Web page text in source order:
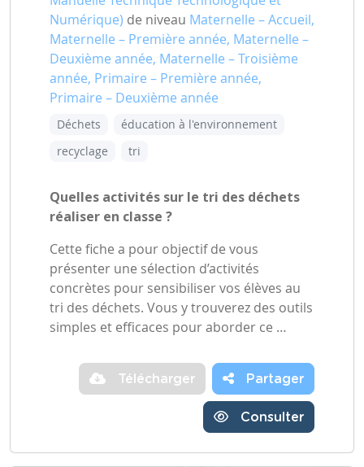
Numérique) de niveau Maternelle – Accueil,
Maternelle – Première année, Maternelle –
Deuxième année, Maternelle – Troisième
année, Primaire – Première année,
Primaire – Deuxième année
Déchets
éducation à l'environnement
recyclage
tri
Quelles activités sur le tri des déchets
réaliser en classe ?
Cette fiche a pour objectif de vous
présenter une sélection d’activités
concrètes pour sensibiliser vos élèves au
tri des déchets. Vous y trouverez des outils
simples et efficaces pour aborder ce …
Télécharger Partager
Consulter